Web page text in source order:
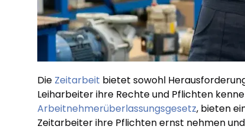
Die Zeitarbeit bietet sowohl
Leiharbeiter ihre Rechte und Pflichten
Arbeitnehmerüberlassungsgesetz, bieten
Zeitarbeiter ihre Pflichten ernst nehmen